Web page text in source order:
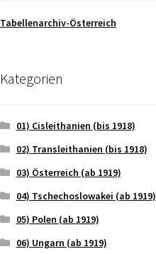
Tabellenarchiv-Österreich
Kategorien
01) Cisleithanien (bis 1918)
02) Transleithanien (bis 1918)
03) Österreich (ab 1919)
04) Tschechoslowakei (ab 1919)
05) Polen (ab 1919)
06) Ungarn (ab 1919)